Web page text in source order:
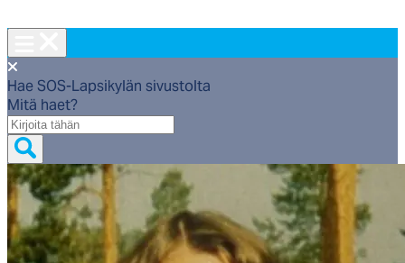
Hae SOS-Lapsikylän sivustolta
Mitä haet?
Mitä
haet?